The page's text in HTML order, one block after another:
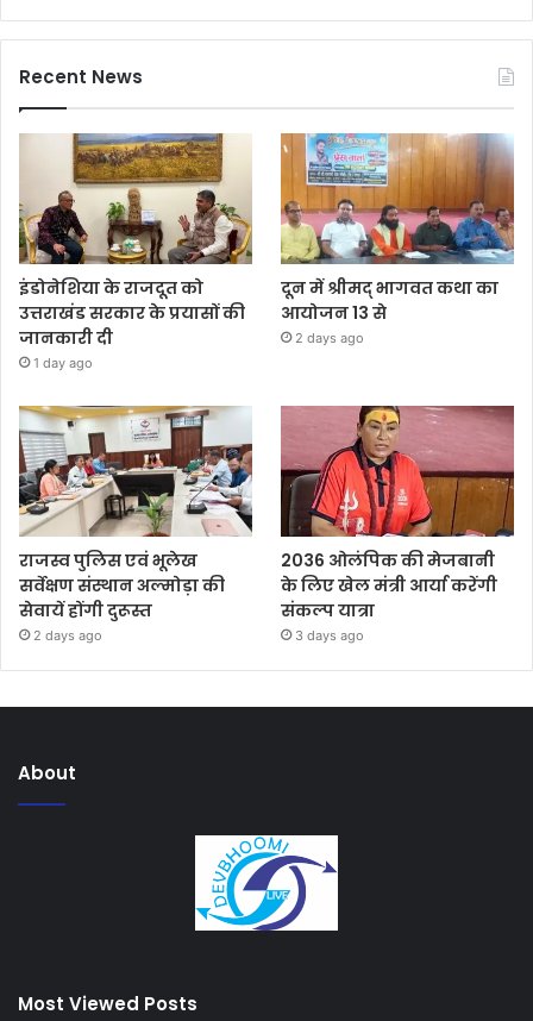
Recent News
इंडोनेशिया के राजदूत को
उत्तराखंड सरकार के प्रयासों की
जानकारी दी
1 day ago
दून में श्रीमद् भागवत कथा का
आयोजन 13 से
2 days ago
राजस्व पुलिस एवं भूलेख
सर्वेक्षण संस्थान अल्मोड़ा की
सेवायें होंगी दुरूस्त
2 days ago
2036 ओलंपिक की मेजबानी
के लिए खेल मंत्री आर्या करेंगी
संकल्प यात्रा
3 days ago
About
Most Viewed Posts